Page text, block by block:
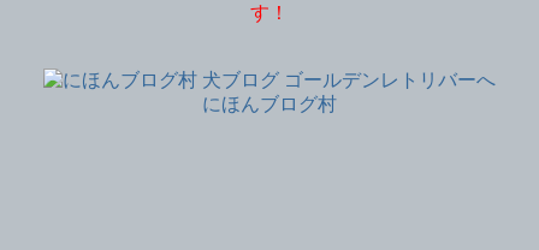
す！
にほんブログ村